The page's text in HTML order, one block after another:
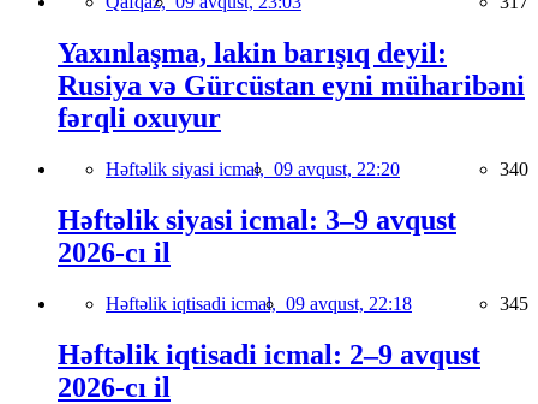
Yaxınlaşma, lakin barışıq deyil:
Rusiya və Gürcüstan eyni müharibəni
fərqli oxuyur
Həftəlik siyasi icmal, 09 avqust, 22:20 340
Həftəlik siyasi icmal: 3–9 avqust
2026-cı il
Həftəlik iqtisadi icmal, 09 avqust, 22:18 345
Həftəlik iqtisadi icmal: 2–9 avqust
2026-cı il